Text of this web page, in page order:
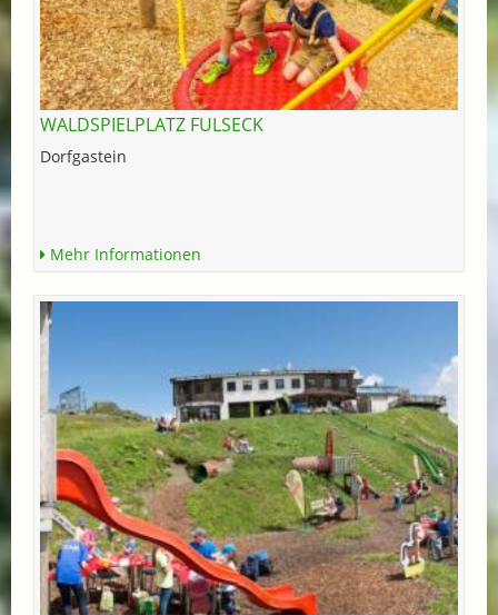
WALDSPIELPLATZ FULSECK
Dorfgastein
Mehr Informationen